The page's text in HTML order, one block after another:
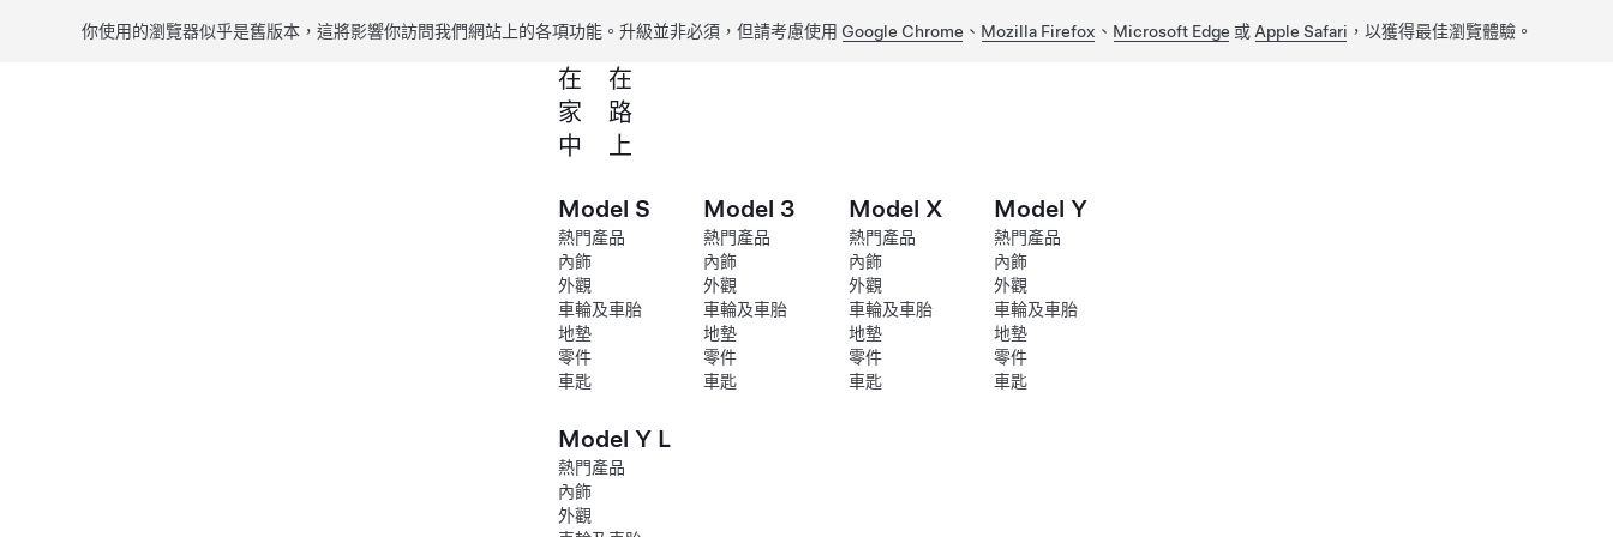
你使用的瀏覽器似乎是舊版本，這將影響你訪問我們網站上的各項功能。升級並非必須，但請考慮使用 Google Chrome 、 Mozilla Firefox 、 Microsoft Edge 或 Apple Safari ，以獲得最佳瀏覽體驗。
在
家
中
在
路
上
Model S
熱門產品
內飾
外觀
車輪及車胎
地墊
零件
車匙
Model 3
熱門產品
內飾
外觀
車輪及車胎
地墊
零件
車匙
Model X
熱門產品
內飾
外觀
車輪及車胎
地墊
零件
車匙
Model Y
熱門產品
內飾
外觀
車輪及車胎
地墊
零件
車匙
Model Y L
熱門產品
內飾
外觀